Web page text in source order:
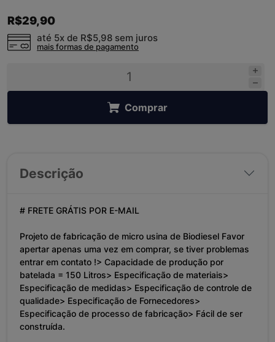
R$29,90
até 5x de R$5,98 sem juros
mais formas de pagamento
Comprar
Descrição
# FRETE GRÁTIS POR E-MAIL
Projeto de fabricação de micro usina de Biodiesel Favor
apertar apenas uma vez em comprar, se tiver problemas
entrar em contato !> Capacidade de produção por
batelada = 150 Litros> Especificação de materiais>
Especificação de medidas> Especificação de controle de
qualidade> Especificação de Fornecedores>
Especificação de processo de fabricação> Fácil de ser
construída.